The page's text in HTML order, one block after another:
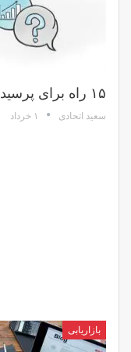
۱۵ راه برای پرسیدن سوالات تاثیرگذارتر در فروش
سعید اتحادی ۱ خرداد
بازاریابی